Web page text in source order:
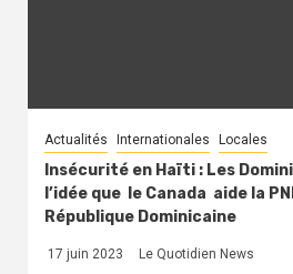
Actualités Internationales Locales
Insécurité en Haïti : Les
l’idée que le Canada aide la
République Dominicaine
17 juin 2023 Le Quotidien News